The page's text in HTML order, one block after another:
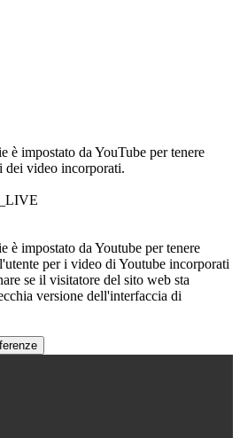
è impostato da YouTube per tenere
dei video incorporati.
è impostato da Youtube per tenere
per i video di Youtube incorporati
se il visitatore del sito web sta
versione dell'interfaccia di